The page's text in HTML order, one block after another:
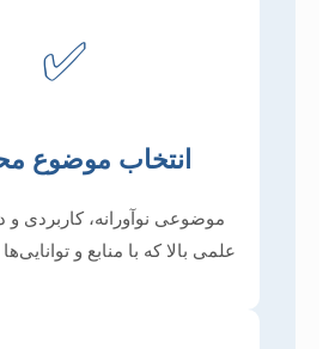
✅
انتخاب موضوع
موضوعی نوآورانه، کاربردی و
علمی بالا که با منابع و